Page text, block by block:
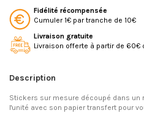
Fidélité récompensée
Cumuler 1€ par tranche de 10€
Livraison gratuite
Livraison offerte à partir de 60€
Description
Stickers sur mesure découpé dans un
l'unité avec son papier transfert pour